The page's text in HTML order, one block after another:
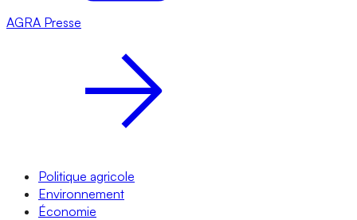
AGRA Presse
Politique agricole
Environnement
Économie